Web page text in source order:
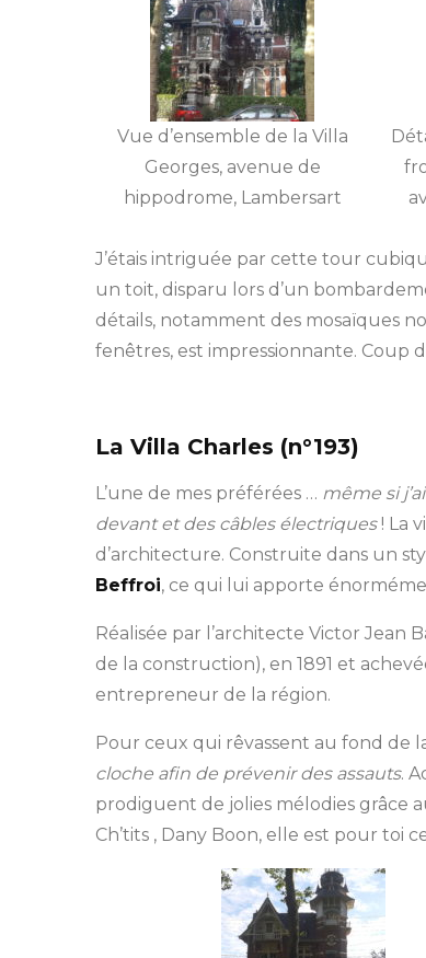
Vue d’ensemble de la Villa
Georges, avenue de
hippodrome, Lambersart
J’étais intriguée par cette tour
un toit, disparu lors d’un
détails, notamment des mosaïques
fenêtres, est impressionnante. Coup
La Villa Charles (n°193)
L’une de mes préférées … même si
devant et des câbles électriques! La
d’architecture. Construite dans un
Beffroi, ce qui lui apporte
Réalisée par l’architecte Victor Jean
de la construction), en 1891 et
entrepreneur de la région.
Pour ceux qui rêvassent au fond de
cloche afin de prévenir des assauts.
prodiguent de jolies mélodies grâce
Ch’tits , Dany Boon, elle est pour toi